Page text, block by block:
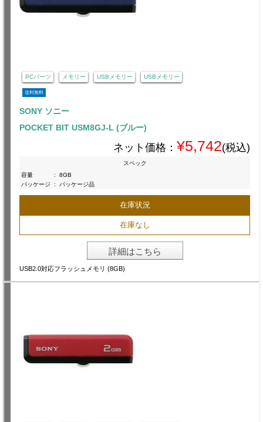
PCパーツ メモリー USBメモリー USBメモリー
送料無料
SONY ソニー
POCKET BIT USM8GJ-L (ブルー)
ネット価格： ¥5,742(税込)
スペック
容量
:
8GB
パッケージ
: パッケージ品
在庫状況
在庫なし
詳細はこちら
USB2.0対応フラッシュメモリ (8GB)